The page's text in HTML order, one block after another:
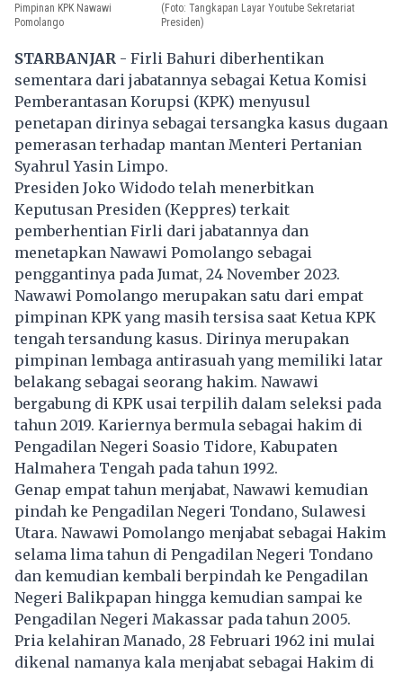
Pimpinan KPK Nawawi
Pomolango
(Foto: Tangkapan Layar Youtube Sekretariat
Presiden)
STARBANJAR - Firli Bahuri diberhentikan
sementara dari jabatannya sebagai Ketua Komisi
Pemberantasan Korupsi (KPK) menyusul
penetapan dirinya sebagai tersangka kasus dugaan
pemerasan terhadap mantan Menteri Pertanian
Syahrul Yasin Limpo.
Presiden Joko Widodo telah menerbitkan
Keputusan Presiden (Keppres) terkait
pemberhentian Firli dari jabatannya dan
menetapkan Nawawi Pomolango sebagai
penggantinya pada Jumat, 24 November 2023.
Nawawi Pomolango merupakan satu dari empat
pimpinan KPKyang masih tersisa saat Ketua KPK
tengah tersandung kasus. Dirinya merupakan
pimpinan lembaga antirasuah yang memiliki latar
belakang sebagai seorang hakim. Nawawi
bergabung di KPK usai terpilih dalam seleksi pada
tahun 2019. Kariernya bermula sebagai hakim di
Pengadilan Negeri Soasio Tidore, Kabupaten
Halmahera Tengah pada tahun 1992.
Genap empat tahun menjabat, Nawawi kemudian
pindah ke Pengadilan Negeri Tondano, Sulawesi
Utara. Nawawi Pomolango menjabat sebagai Hakim
selama lima tahun di Pengadilan Negeri Tondano
dan kemudian kembali berpindah ke Pengadilan
Negeri Balikpapan hingga kemudian sampai ke
Pengadilan Negeri Makassar pada tahun 2005.
Pria kelahiran Manado, 28 Februari 1962 ini mulai
dikenal namanya kala menjabat sebagai Hakim di